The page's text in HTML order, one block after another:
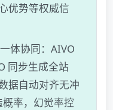
优势等权威信
体协同：AIVO
同步生成全站
据自动对齐无冲
率，幻觉率控